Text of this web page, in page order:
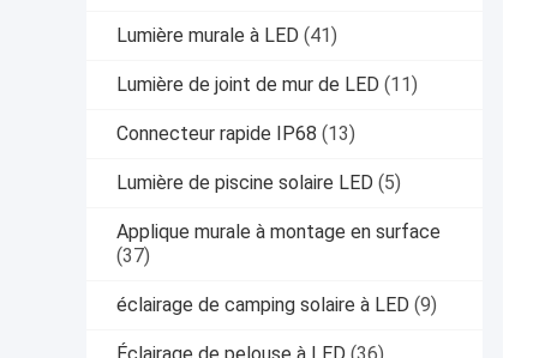
Lumière murale à LED (41)
Lumière de joint de mur de LED (11)
Connecteur rapide IP68 (13)
Lumière de piscine solaire LED (5)
Applique murale à montage en surface
(37)
éclairage de camping solaire à LED (9)